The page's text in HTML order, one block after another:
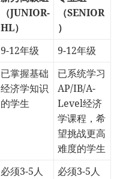
（JUNIOR-
HL）
（SENIOR
）
9-12年级
9-12年级
已掌握基础
经济学知识
的学生
已系统学习
AP/IB/A-
Level经济
学课程，希
望挑战更高
难度的学生
必须3-5人
必须3-5人